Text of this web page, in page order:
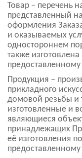
Товар – перечень
представленный
оформления
и оказываемых
одностороннем
также
Продукция –
прикладного
домовой резьбы и
изготовленные и
являющиеся
принадлежащих
её изготовления